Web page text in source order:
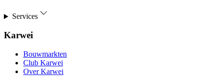
Services
Karwei
Bouwmarkten
Club Karwei
Over Karwei